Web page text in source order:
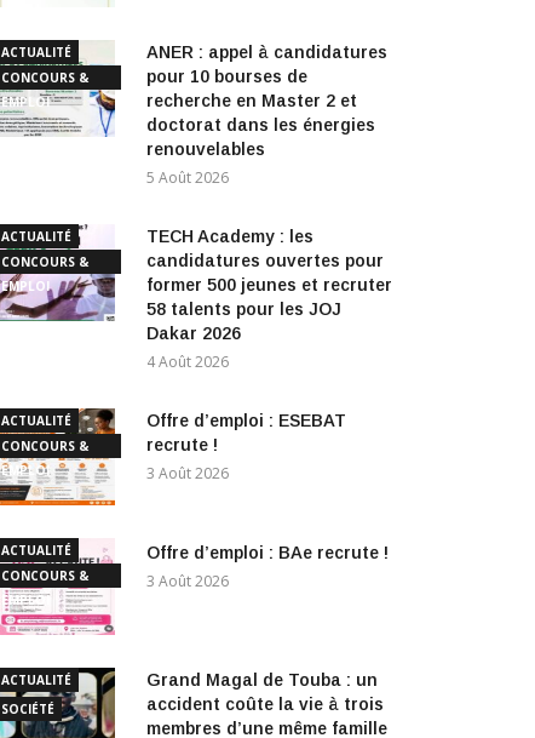
ACTUALITÉ
CONCOURS &
EMPLOI
ANER : appel à candidatures
pour 10 bourses de
recherche en Master 2 et
doctorat dans les énergies
renouvelables
5 Août 2026
ACTUALITÉ
CONCOURS &
EMPLOI
TECH Academy : les
candidatures ouvertes pour
former 500 jeunes et recruter
58 talents pour les JOJ
Dakar 2026
4 Août 2026
ACTUALITÉ
CONCOURS &
EMPLOI
Offre d’emploi : ESEBAT
recrute !
3 Août 2026
ACTUALITÉ
CONCOURS &
EMPLOI
Offre d’emploi : BAe recrute !
3 Août 2026
ACTUALITÉ
SOCIÉTÉ
Grand Magal de Touba : un
accident coûte la vie à trois
membres d’une même famille